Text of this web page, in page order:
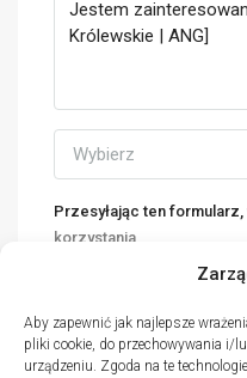
Aby zapewnić jak najlepsze
pliki cookie, do przechowywania i/
urządzeniu. Zgoda na te
Wybierz
Przesyłając ten
korzystania